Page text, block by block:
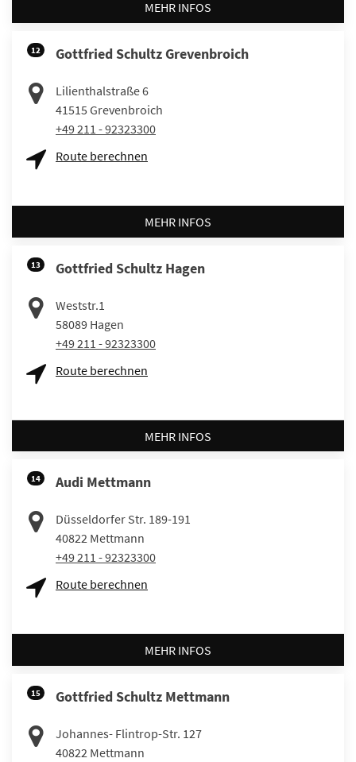
MEHR INFOS
12 Gottfried Schultz Grevenbroich
Lilienthalstraße 6
41515 Grevenbroich
+49 211 - 92323300
Route berechnen
MEHR INFOS
13 Gottfried Schultz Hagen
Weststr.1
58089 Hagen
+49 211 - 92323300
Route berechnen
MEHR INFOS
14 Audi Mettmann
Düsseldorfer Str. 189-191
40822 Mettmann
+49 211 - 92323300
Route berechnen
MEHR INFOS
15 Gottfried Schultz Mettmann
Johannes- Flintrop-Str. 127
40822 Mettmann